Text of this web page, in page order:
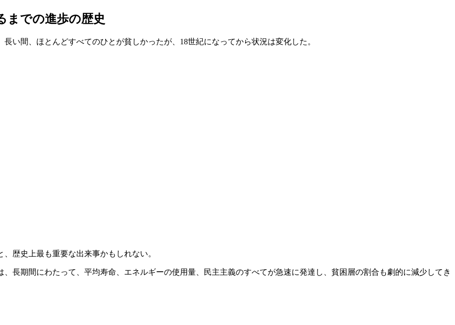
までの進歩の歴史
い間、ほとんどすべてのひとが貧しかったが、18世紀になってから状況は変化した。
歴史上最も重要な出来事かもしれない。
長期間にわたって、平均寿命、エネルギーの使用量、民主主義のすべてが急速に発達し、貧困層の割合も劇的に減少してき